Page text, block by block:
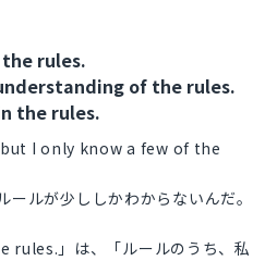
rules.
of the rules.
the rules.
I only know a few of the
ールが少ししかわからないんだ。
rules.」は、「ルールのうち、私